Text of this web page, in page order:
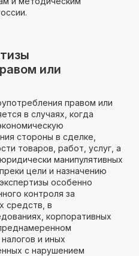
или
правом или
в случаях, когда
стороны в сделке,
товаров, работ, услуг, а
манипулятивных
цели и назначению
особенно
контроля за
средств, в
корпоративных
и иных
с нарушением